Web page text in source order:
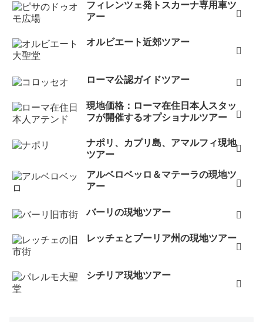
フィレンツェ発トスカーナ専用車ツ
アー
オルビエート近郊ツアー
ローマ公認ガイドツアー
現地価格：ローマ在住日本人スタッ
フが開催するオプショナルツアー
ナポリ、カプリ島、アマルフィ現地
ツアー
アルベロベッロ＆マテーラの現地ツ
アー
バーリの現地ツアー
レッチェとプーリア州の現地ツアー
シチリア現地ツアー